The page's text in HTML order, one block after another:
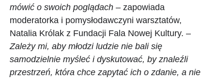
mówić o swoich poglądach – zapowiada
moderatorka i pomysłodawczyni warsztatów,
Natalia Królak z Fundacji Fala Nowej Kultury. –
Zależy mi, aby młodzi ludzie nie bali się
samodzielnie myśleć i dyskutować, by znaleźli
przestrzeń, która chce zapytać ich o zdanie, a nie